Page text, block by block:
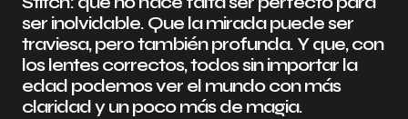
ser inolvidable. Que la mirada puede ser
traviesa, pero también profunda. Y que, con
los lentes correctos, todos sin importar la
edad podemos ver el mundo con más
claridad y un poco más de magia.